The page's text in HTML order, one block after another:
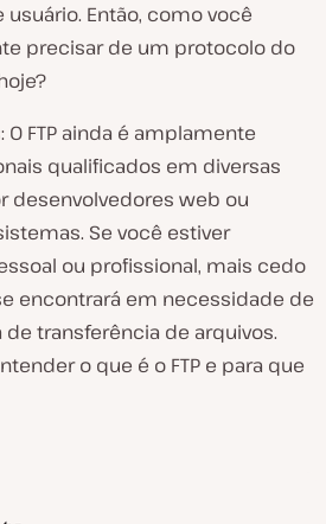
Então, como você
precisar de um protocolo do
FTP ainda é amplamente
qualificados em diversas
desenvolvedores web ou
Se você estiver
ou profissional, mais cedo
encontrará em necessidade de
transferência de arquivos.
o que é o FTP e para que